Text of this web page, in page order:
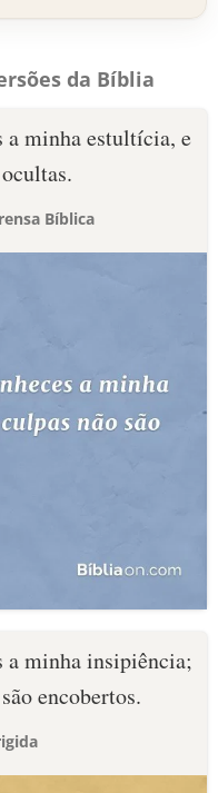
da Bíblia
a minha estultícia, e
Bíblica
a minha insipiência;
encobertos.